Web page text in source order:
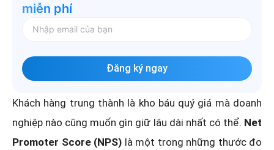
miễn phí
Đăng ký ngay
Khách hàng trung thành là kho báu quý giá mà doanh
nghiệp nào cũng muốn gìn giữ lâu dài nhất có thể. Net
Promoter Score (NPS) là một trong những thước đo